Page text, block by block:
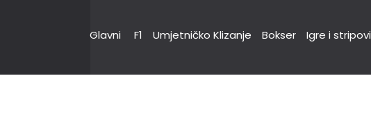
Glavni F1 Umjetničko Klizanje Bokser Igre i stripovi